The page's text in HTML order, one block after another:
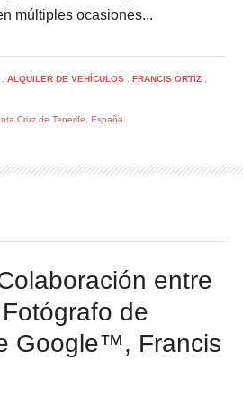
múltiples ocasiones...
, ALQUILER DE VEHÍCULOS , FRANCIS ORTIZ ,
Cruz de Tenerife, España
entre
de
Google™, Francis